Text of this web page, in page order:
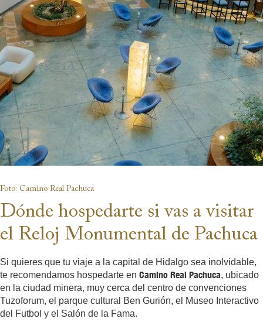
Foto: Camino Real Pachuca
Dónde hospedarte si vas a visitar
el Reloj Monumental de Pachuca
Si quieres que tu viaje a la capital de Hidalgo sea inolvidable,
te recomendamos hospedarte en Camino Real Pachuca, ubicado
en la ciudad minera, muy cerca del centro de convenciones
Tuzoforum, el parque cultural Ben Gurión, el Museo Interactivo
del Futbol y el Salón de la Fama.